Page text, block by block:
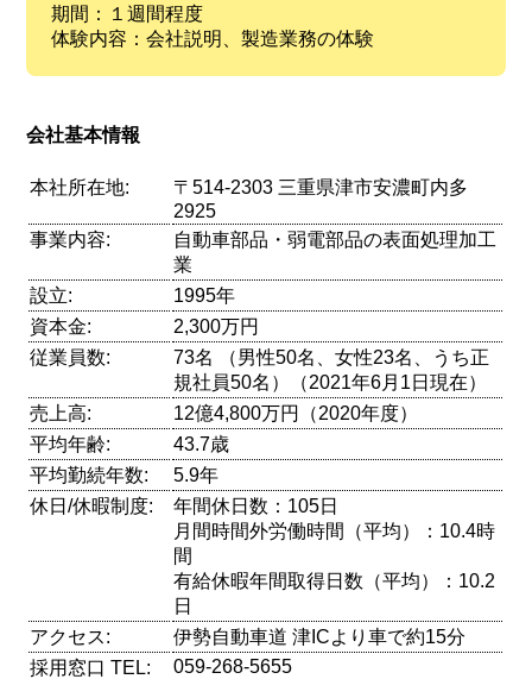
期間：１週間程度
体験内容：会社説明、製造業務の体験
会社基本情報
本社所在地:
〒514-2303 三重県津市安濃町内多
2925
事業内容:
自動車部品・弱電部品の表面処理加工
業
設立:
1995年
資本金:
2,300万円
従業員数:
73名 （男性50名、女性23名、うち正
規社員50名）（2021年6月1日現在）
売上高:
12億4,800万円（2020年度）
平均年齢:
43.7歳
平均勤続年数:
5.9年
休日/休暇制度:
年間休日数：105日
月間時間外労働時間（平均）：10.4時
間
有給休暇年間取得日数（平均）：10.2
日
アクセス:
伊勢自動車道 津ICより車で約15分
採用窓口 TEL:
059-268-5655